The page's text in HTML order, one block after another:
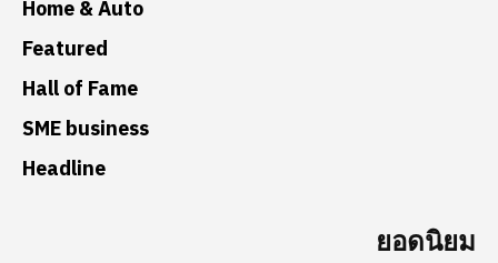
Home & Auto
Featured
Hall of Fame
SME business
Headline
ยอดนิยม